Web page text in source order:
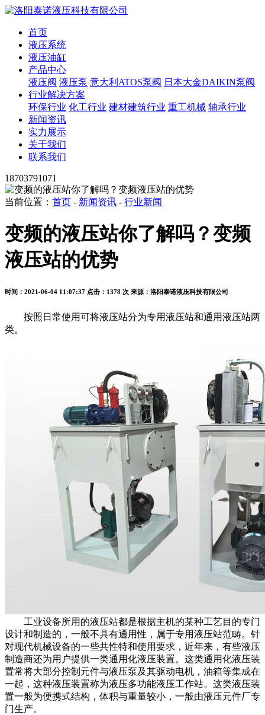
首页
液压系统
液压油缸
产品中心
液压阀 液压泵 意大利ATOS泵阀 日本大金DAIKIN泵阀
行业解决方案
环保行业 化工行业 建材建筑行业 重工机械 轴承行业
新闻资讯
实力展示
关于我们
联系我们
18703791071
当前位置： 首页 - 新闻资讯 - 行业新闻
变频的液压站你了解吗？变频
液压站的优势
时间：2021-06-04 11:07:37 点击：1378 次 来源：洛阳泰诺液压科技有限公司
按照日常使用可将液压站分为专用液压站和通用液压站两
类。
工业设备所用的液压站都是根据主机的某种工艺目的专门
设计和制造的，一般不具有通用性，属于专用液压站范畴。针
对现代机械设备的一些共性特和使用要求，近年来，有些液压
制造商还为用户提供一类通用化液压装置。这类通用化液压装
置常将大部分控制元件与液压泵及其驱动电机，油箱等集成在
一起，这种液压装置称为液压多功能液压工作站。这类液压装
置一般为便携式结构，体积与重量较小，一般由液压元件厂专
门生产。